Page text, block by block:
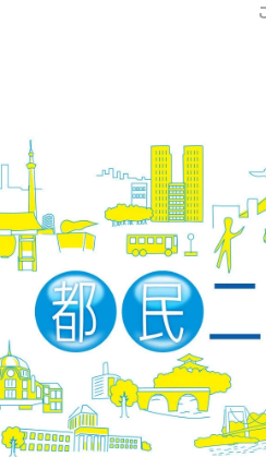
イベント・グッズ
YouTube
会社情報